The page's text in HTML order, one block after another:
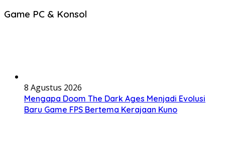
Game PC & Konsol
8 Agustus 2026
Mengapa Doom The Dark Ages Menjadi Evolusi
Baru Game FPS Bertema Kerajaan Kuno